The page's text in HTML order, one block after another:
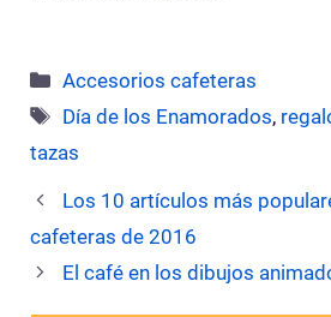
Categorías
Accesorios cafeteras
Etiquetas
Día de los Enamorados,
tazas
Los 10 artículos más
cafeteras de 2016
El café en los dibujos